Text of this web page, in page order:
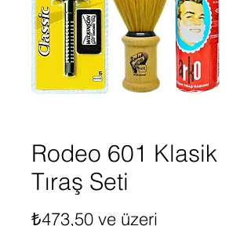
Rodeo 601 Klasik
Tıraş Seti
₺473,50 ve üzeri